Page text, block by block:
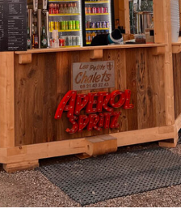
montagne